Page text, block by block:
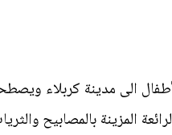
الى مدينة كربلاء
المزينة بالمصابيح